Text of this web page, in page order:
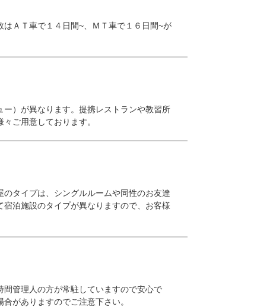
ＡＴ車で１４日間~、ＭＴ車で１６日間~が
）が異なります。提携レストランや教習所
ご用意しております。
タイプは、シングルルームや同性のお友達
泊施設のタイプが異なりますので、お客様
管理人の方が常駐していますので安心で
がありますのでご注意下さい。